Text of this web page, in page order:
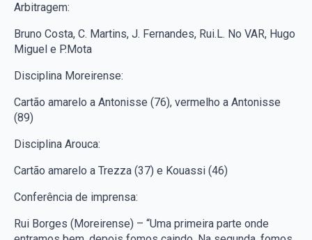
Arbitragem:
Bruno Costa, C. Martins, J. Fernandes, Rui.L. No VAR, Hugo
Miguel e P.Mota
Disciplina Moreirense:
Cartão amarelo a Antonisse (76), vermelho a Antonisse
(89)
Disciplina Arouca:
Cartão amarelo a Trezza (37) e Kouassi (46)
Conferência de imprensa:
Rui Borges (Moreirense) – “Uma primeira parte onde